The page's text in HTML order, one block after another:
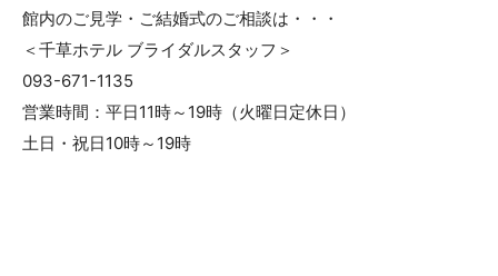
館内のご見学・ご結婚式のご相談は・・・
＜千草ホテル ブライダルスタッフ＞
093-671-1135
営業時間：平日11時～19時（火曜日定休日）
土日・祝日10時～19時